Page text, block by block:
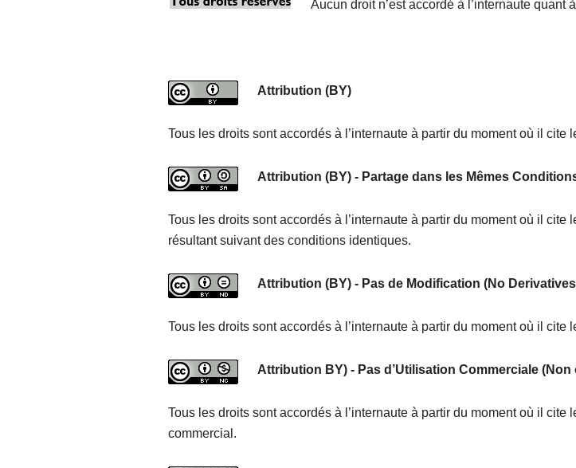
Aucun droit n’est accordé à l’internaute quant
Attribution (BY)
Tous les droits sont accordés à l’internaute à partir du moment où il cite
Attribution (BY) - Partage dans les Mêmes
Tous les droits sont accordés à l’internaute à partir du moment où il
résultant suivant des conditions identiques.
Attribution (BY) - Pas de Modification (No
Tous les droits sont accordés à l’internaute à partir du moment où il
Attribution BY) - Pas d’Utilisation Commerciale (Non
Tous les droits sont accordés à l’internaute à partir du moment où il cite
commercial.